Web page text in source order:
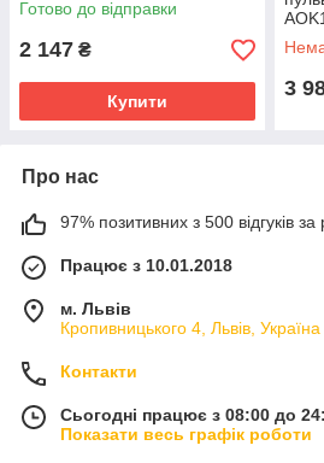
Готово до відправки
2 147 ₴
Купити
3
Про нас
97% позитивних з 500 відгуків за
Працює з 10.01.2018
м. Львів
Кропивницького 4, Львів, Україна
Контакти
Сьогодні працює з 08:00 до
Показати весь графік роботи